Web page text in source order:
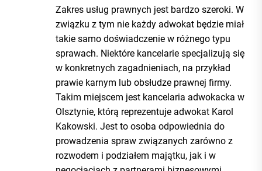
Zakres usług prawnych jest bardzo szeroki. W
związku z tym nie każdy adwokat będzie miał
takie samo doświadczenie w różnego typu
sprawach. Niektóre kancelarie specjalizują się
w konkretnych zagadnieniach, na przykład
prawie karnym lub obsłudze prawnej firmy.
Takim miejscem jest kancelaria adwokacka w
Olsztynie, którą reprezentuje adwokat Karol
Kakowski. Jest to osoba odpowiednia do
prowadzenia spraw związanych zarówno z
rozwodem i podziałem majątku, jak i w